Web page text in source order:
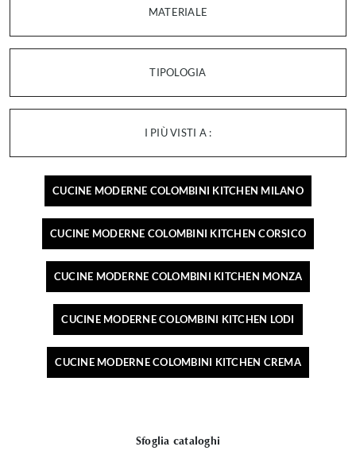
MATERIALE
TIPOLOGIA
I PIÙ VISTI A :
CUCINE MODERNE COLOMBINI KITCHEN MILANO
CUCINE MODERNE COLOMBINI KITCHEN CORSICO
CUCINE MODERNE COLOMBINI KITCHEN MONZA
CUCINE MODERNE COLOMBINI KITCHEN LODI
CUCINE MODERNE COLOMBINI KITCHEN CREMA
Sfoglia cataloghi